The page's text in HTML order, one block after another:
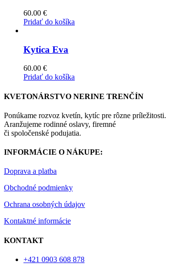
60.00 €
Pridať do košíka
Kytica Eva
60.00 €
Pridať do košíka
KVETONÁRSTVO NERINE TRENČÍN
Ponúkame rozvoz kvetín, kytíc pre rôzne príležitosti.
Aranžujeme rodinné oslavy, firemné
či spoločenské podujatia.
INFORMÁCIE O NÁKUPE:
Doprava a platba
Obchodné podmienky
Ochrana osobných údajov
Kontaktné informácie
KONTAKT
+421 0903 608 878